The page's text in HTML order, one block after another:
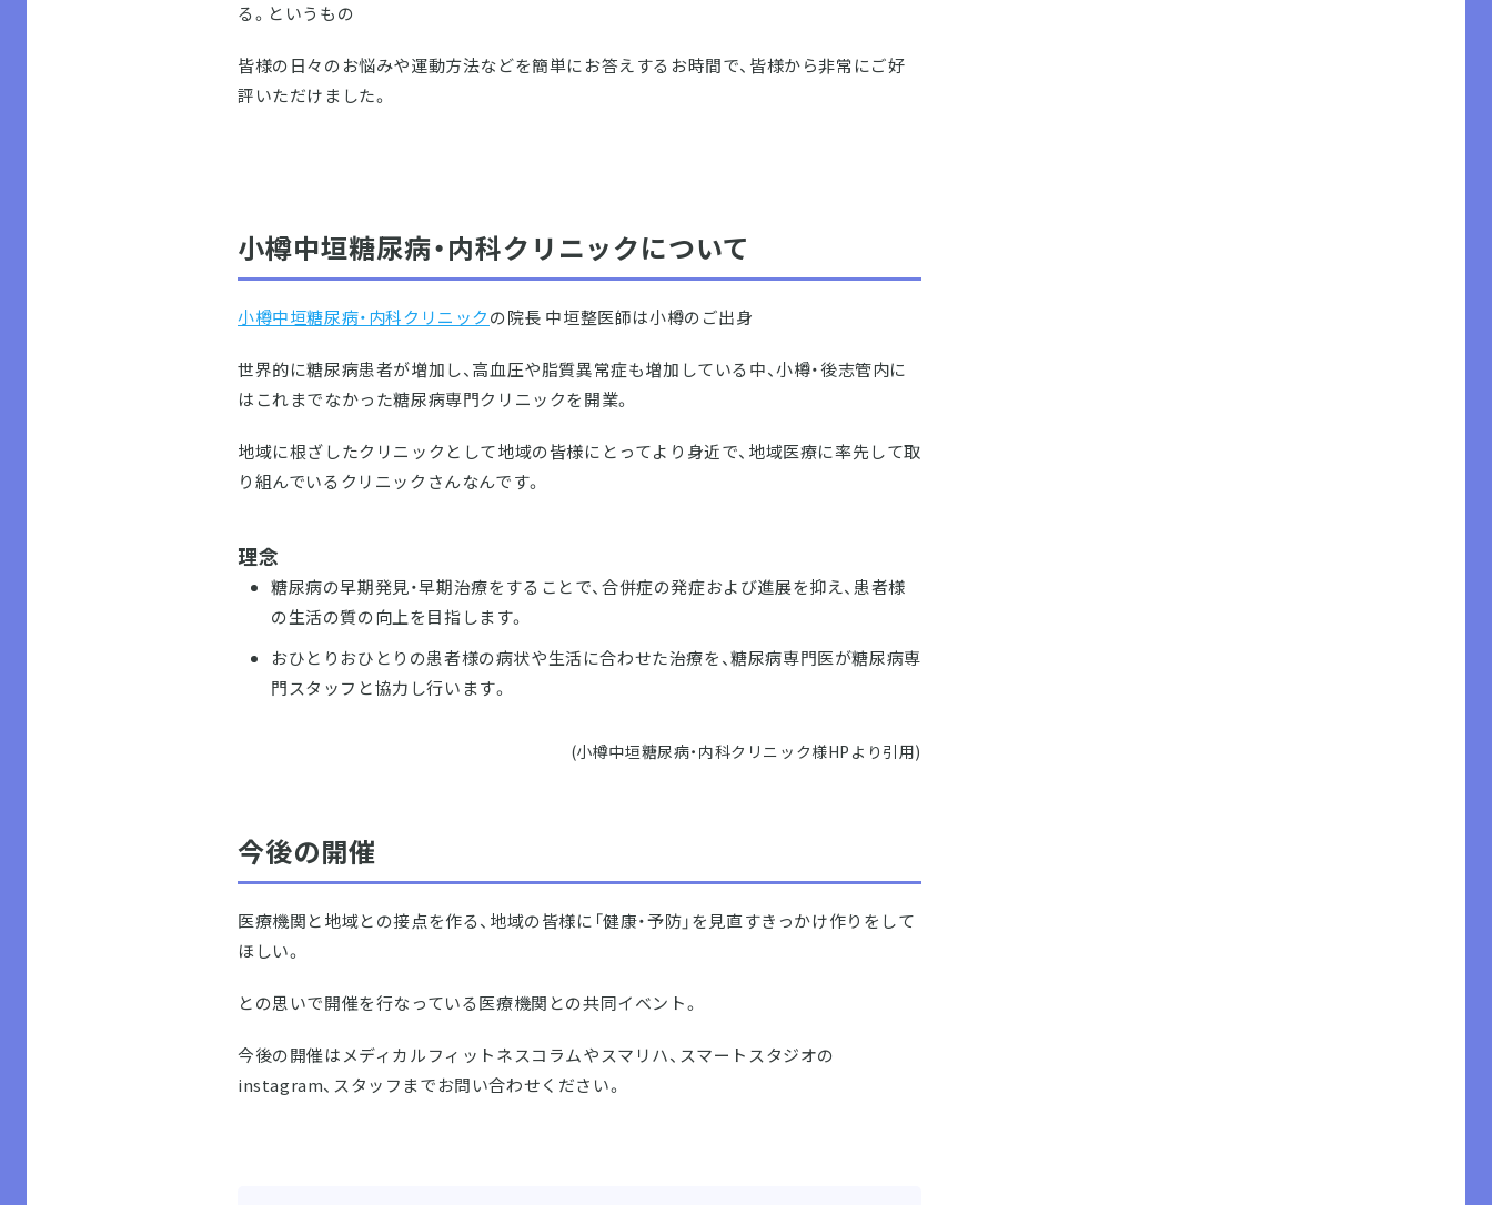
る。というもの
皆様の日々のお悩みや運動方法などを簡単にお答えするお時間で、皆様から非常にご好
評いただけました。
小樽中垣糖尿病・内科クリニックについて
小樽中垣糖尿病・内科クリニックの院長 中垣整医師は小樽のご出身
世界的に糖尿病患者が増加し、高血圧や脂質異常症も増加している中、小樽・後志管内に
はこれまでなかった糖尿病専門クリニックを開業。
地域に根ざしたクリニックとして地域の皆様にとってより身近で、地域医療に率先して取
り組んでいるクリニックさんなんです。
理念
糖尿病の早期発見・早期治療をすることで、合併症の発症および進展を抑え、患者様
の生活の質の向上を目指します。
おひとりおひとりの患者様の病状や生活に合わせた治療を、糖尿病専門医が糖尿病専
門スタッフと協力し行います。
(小樽中垣糖尿病・内科クリニック様HPより引用)
今後の開催
医療機関と地域との接点を作る、地域の皆様に「健康・予防」を見直すきっかけ作りをして
ほしい。
との思いで開催を行なっている医療機関との共同イベント。
今後の開催はメディカルフィットネスコラムやスマリハ、スマートスタジオの
instagram、スタッフまでお問い合わせください。